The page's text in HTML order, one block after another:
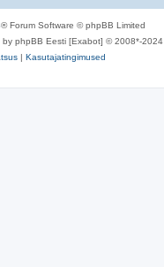
® Forum Software © phpBB Limited
by phpBB Eesti [Exabot] © 2008*-2024
| Kasutajatingimused